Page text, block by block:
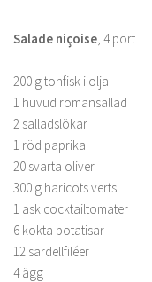
Salade niçoise , 4 port
200 g tonfisk i olja
1 huvud romansallad
2 salladslökar
1 röd paprika
20 svarta oliver
300 g haricots verts
1 ask cocktailtomater
6 kokta potatisar
12 sardellfiléer
4 ägg